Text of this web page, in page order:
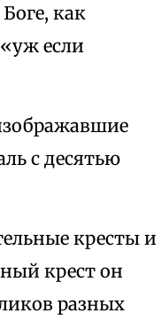
как
если
с десятью
кресты и
крест он
разных